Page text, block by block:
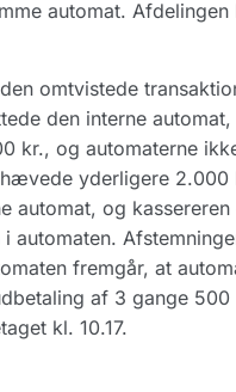
automat. Afdelingen
omtvistede
den interne
kr., og automaterne
yderligere 2.000
automat, og
automaten.
fremgår, at
af 3 gange
kl. 10.17.